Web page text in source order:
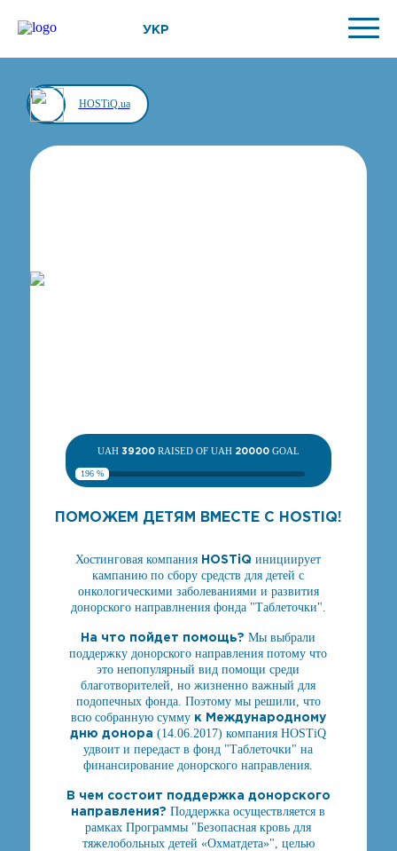
УКР
HOSTiQ.ua
UAH 39200RAISED OF UAH 20000GOAL
196 %
ПОМОЖЕМ ДЕТЯМ ВМЕСТЕ С HOSTIQ!
Хостинговая компания HOSTiQ инициирует
кампанию по сбору средств для детей с
онкологическими заболеваниями и развития
донорского направлнения фонда "Таблеточки".
На что пойдет помощь? Мы выбрали
поддержку донорского направления потому что
это непопулярный вид помощи среди
благотворителей, но жизненно важный для
подопечных фонда. Поэтому мы решили, что
всю собранную сумму к Международному
дню донора (14.06.2017) компания HOSTiQ
удвоит и передаст в фонд "Таблеточки" на
финансирование донорского направления.
В чем состоит поддержка донорского
направления? Поддержка осуществляется в
рамках Программы "Безопасная кровь для
тяжелобольных детей «Охматдета»", целью